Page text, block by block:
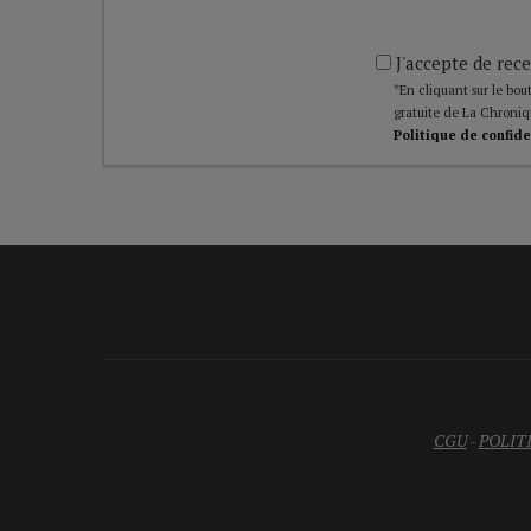
J'accepte de
*En cliquant sur le
gratuite de La
Politique de
CGU-